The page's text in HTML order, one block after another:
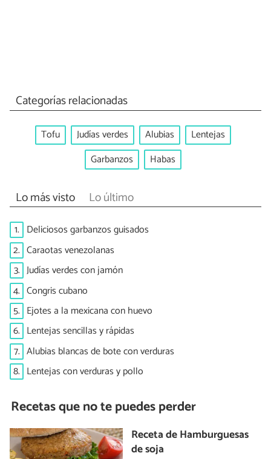
Categorías relacionadas
Tofu Judías verdes Alubias
Lentejas
Garbanzos
Habas
Lo más visto Lo último
1. Deliciosos garbanzos guisados
2. Caraotas venezolanas
3. Judías verdes con jamón
4. Congris cubano
5. Ejotes a la mexicana con huevo
6. Lentejas sencillas y rápidas
7. Alubias blancas de bote con verduras
8. Lentejas con verduras y pollo
Recetas que no te puedes perder
Receta de Hamburguesas
de soja